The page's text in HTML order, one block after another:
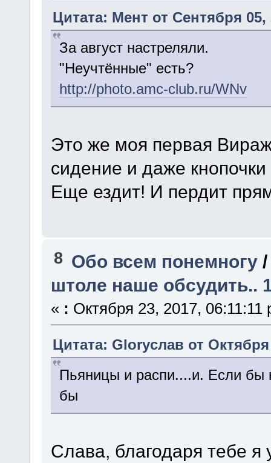
Цитата: Мент от Сентября 05,
За август настреляли.
"Неучтённые" есть?
http://photo.amc-club.ru/WNv
Это же моя первая
сидение и даже
Еще ездит! И пердит
8 Обо всем понемногу
штоле наше обсудить..
« : Октября 23, 2017, 06:11:11
Цитата: Gloryслав от
Пьяницы и распи....и. Если бы
бы
Слава, благодаря тебе я